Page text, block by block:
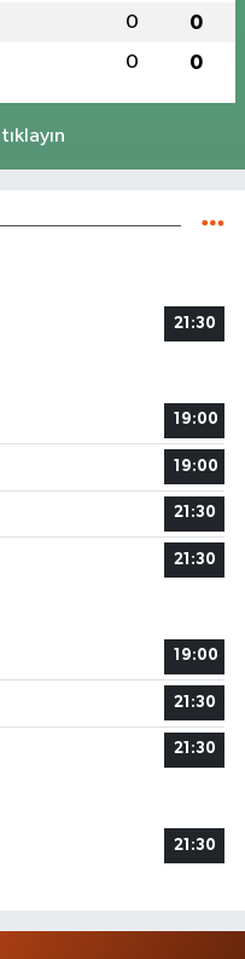
0 0
0 0
21:30
19:00
19:00
21:30
21:30
19:00
21:30
21:30
21:30